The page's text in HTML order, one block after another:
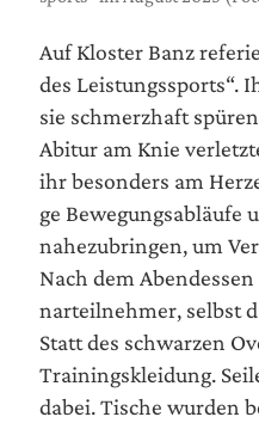
Auf Klos­ter Banz
des Leis­tungs­sports“.
sie schmerz­haft
Abitur am Knie
ihr beson­ders am
ge Bewe­gungs­ab­läu­fe
nahe­zu­brin­gen, um
Nach dem
nar­teil­neh­mer, selbst
Statt des schwar­zen
Trai­nings­klei­dung.
dabei. Tische wur­den